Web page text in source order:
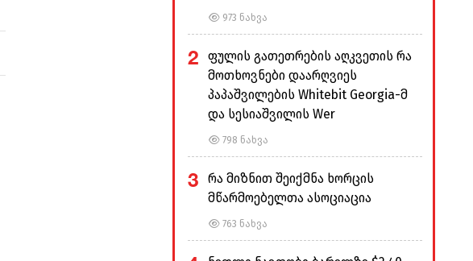
973 ნახვა
2
ფულის გათეთრების აღკვეთის რა
მოთხოვნები დაარღვიეს
პაპაშვილების Whitebit Georgia-მ
და სესიაშვილის Wer
798 ნახვა
3
რა მიზნით შეიქმნა ხორცის
მწარმოებელთა ასოციაცია
763 ნახვა